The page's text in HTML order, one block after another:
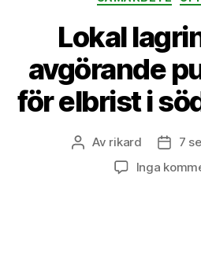
Lokal
avgörande
för elbrist i
Inläggsförfattare
Av rikard
7
Inga